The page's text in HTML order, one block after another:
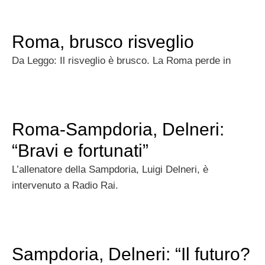
Roma, brusco risveglio
Da Leggo: Il risveglio è brusco. La Roma perde in
Roma-Sampdoria, Delneri:
“Bravi e fortunati”
L’allenatore della Sampdoria, Luigi Delneri, è
intervenuto a Radio Rai.
Sampdoria, Delneri: “Il futuro?